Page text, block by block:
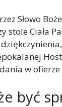
Słowo
stole Ciała
w
być